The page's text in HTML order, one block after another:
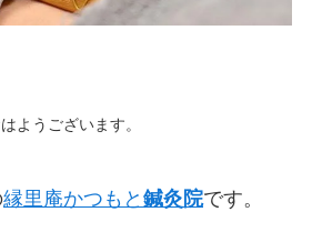
ようございます。
縁里庵かつもと 鍼灸院です。